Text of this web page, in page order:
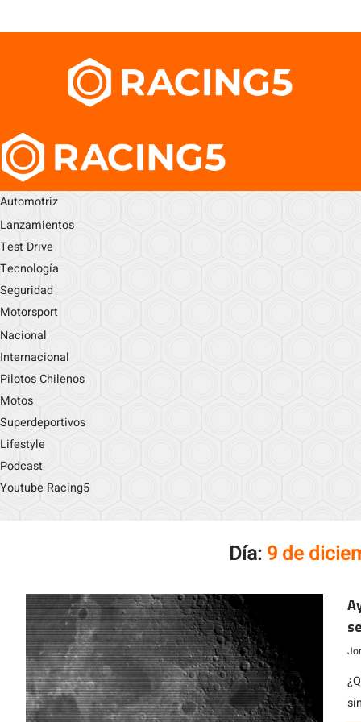
Automotriz
Lanzamientos
Test Drive
Tecnología
Seguridad
Motorsport
Nacional
Internacional
Pilotos Chilenos
Motos
Superdeportivos
Lifestyle
Podcast
Youtube Racing5
Día: 9 de